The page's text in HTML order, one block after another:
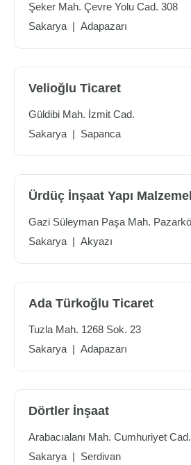
Şeker Mah. Çevre Yolu Cad. 308
Sakarya | Adapazarı
Velioğlu Ticaret
Güldibi Mah. İzmit Cad.
Sakarya | Sapanca
Ürdüç İnşaat Yapı
Gazi Süleyman Paşa Mah.
Sakarya | Akyazı
Ada Türkoğlu Ticaret
Tuzla Mah. 1268 Sok. 23
Sakarya | Adapazarı
Dörtler İnşaat
Arabacıalanı Mah. Cumhuriyet
Sakarya | Serdivan